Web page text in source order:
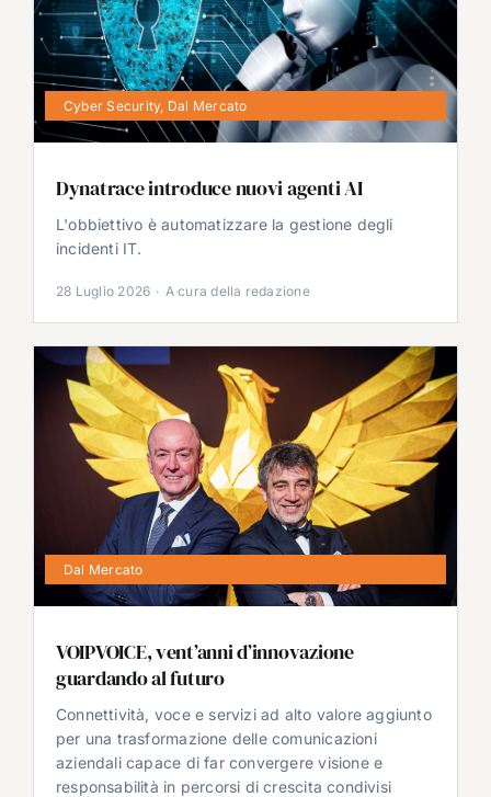
Cyber Security, Dal Mercato
Dynatrace introduce nuovi agenti AI
L'obbiettivo è automatizzare la gestione degli
incidenti IT.
28 Luglio 2026 · A cura della redazione
Dal Mercato
VOIPVOICE, vent’anni d’innovazione
guardando al futuro
Connettività, voce e servizi ad alto valore aggiunto
per una trasformazione delle comunicazioni
aziendali capace di far convergere visione e
responsabilità in percorsi di crescita condivisi